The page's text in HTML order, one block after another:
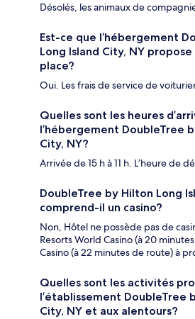
Désolés, les animaux de
Est-ce que l’hébergement
Long Island City, NY
place?
Oui. Les frais de service de
Quelles sont les heures
l’hébergement DoubleTree
City, NY?
Arrivée de 15 h à 11 h. L’heure de
DoubleTree by Hilton Long
comprend-il un casino?
Non, Hôtel ne possède pas de
Resorts World Casino (à 20
Casino (à 22 minutes de route) à
Quelles sont les activités
l’établissement DoubleTree
City, NY et aux alentours?